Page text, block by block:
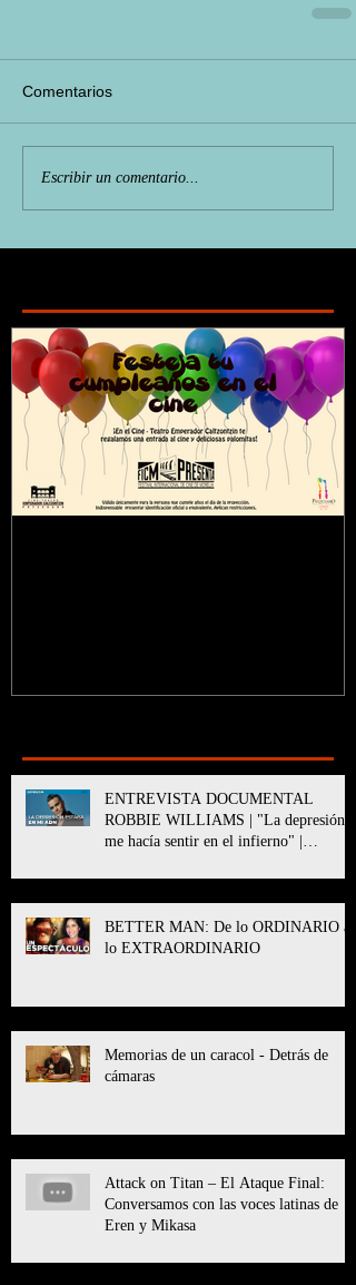
Comentarios
Escribir un comentario...
ENTREVISTA DOCUMENTAL
ROBBIE WILLIAMS | "La depresión
me hacía sentir en el infierno" |
BETTER MAN: De lo ORDINARIO a
lo EXTRAORDINARIO
Memorias de un caracol - Detrás de
cámaras
Attack on Titan – El Ataque Final:
Conversamos con las voces latinas de
Eren y Mikasa